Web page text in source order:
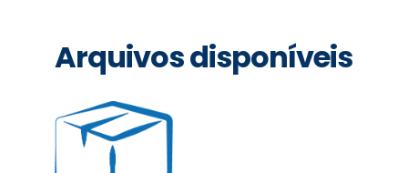
Arquivos disponíveis